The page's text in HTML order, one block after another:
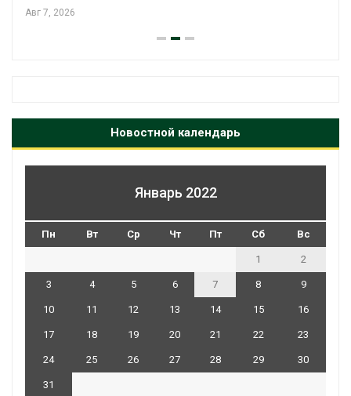
Новостной календарь
Январь 2022
Пн Вт Ср Чт Пт Сб Вс
1 2
3 4 5 6 7 8 9
10 11 12 13 14 15 16
17 18 19 20 21 22 23
24 25 26 27 28 29 30
31